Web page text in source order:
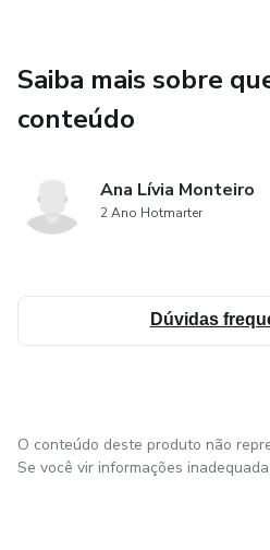
molho apimentado.
Saiba mais sobre
conteúdo
Ana Lívia Monteiro
2 Ano Hotmarter
Dúvidas
O conteúdo deste produto não
Se você vir informações